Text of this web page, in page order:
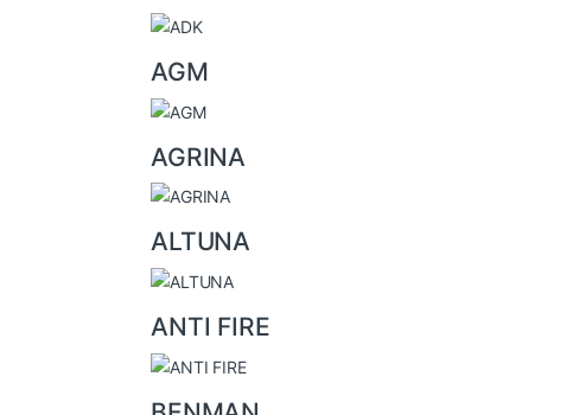
AGM
AGRINA
ALTUNA
ANTI FIRE